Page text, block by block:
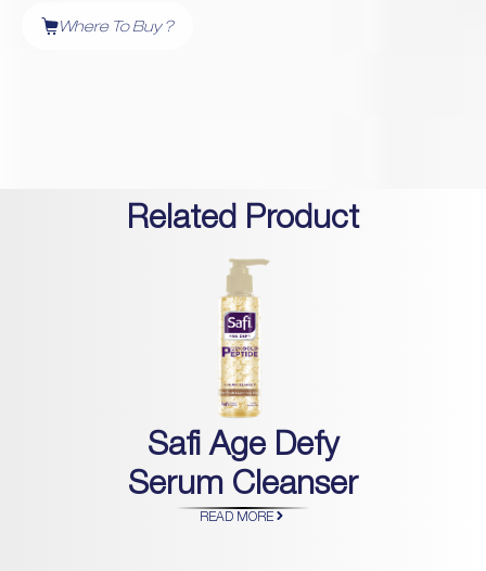
Where To Buy ?
Related Product
Safi Age Defy
Serum Cleanser
READ MORE